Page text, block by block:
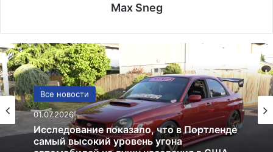
Max Sneg
Все новости
01.07.2026
США
13.06.2025
Америка имеет огромный избыток сыра